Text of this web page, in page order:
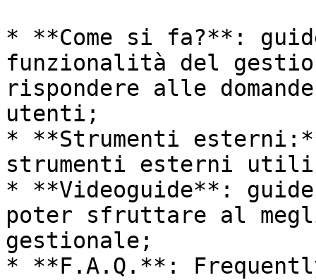
* **Come si fa?**:
funzionalità del
rispondere alle
utenti;
* **Strumenti
strumenti esterni
* **Videoguide**:
poter sfruttare al
gestionale;
* **F.A.Q.**: